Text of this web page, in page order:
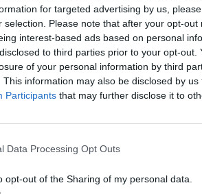
for targeted advertising by us,
selection. Please note that after your opt-
interest-based ads based on personal
to third parties prior to your opt-
of your personal information by third
This information may also be disclosed by
Participants that may further disclose it to
Data Processing Opt Outs
opt-out of the Sharing of my personal data.
συντηρητικός διαφωνεῖ
θά καταγγέλλεται ὡς
τρίτος ἐλπίζει σέ ἕναν
ποιός Παπανοῦτσος! Μακάρθυ
ὕβρεων, τοῦ
ὡς ἑξῆς: Τακτικά μέ ἀριστερό